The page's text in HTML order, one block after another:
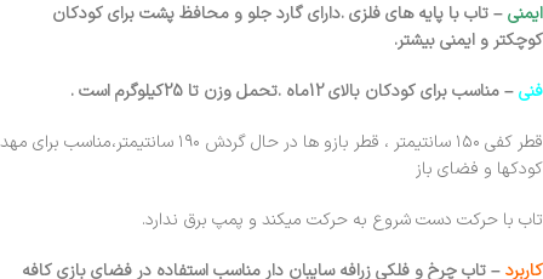
ایمنی– تاب با پایه های فلزی .دارای گارد جلو و محافظ پشت برای کودکان
کوچکتر و ایمنی بیشتر.
فنی– مناسب برای کودکان بالای 12ماه .تحمل وزن تا 25کیلوگرم است .
قطر کفی ۱۵۰ سانتیمتر ، قطر بازو ها در حال گردش ۱۹۰ سانتیمتر،مناسب برای مهد
کودکها و فضای باز
تاب با حرکت دست شروع به حرکت میکند و پمپ برق ندارد.
کاربرد– تاب چرخ و فلکی زرافه سایبان دار مناسب استفاده در فضای بازی کافه